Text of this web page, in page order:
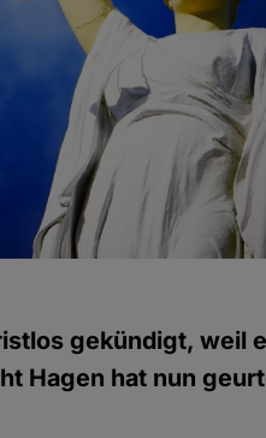
gekündigt, weil
Hagen hat nun